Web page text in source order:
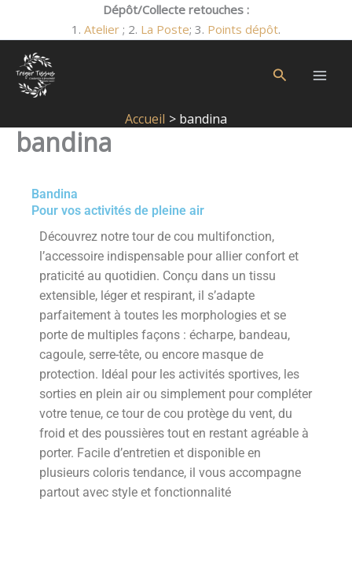
Dépôt/Collecte retouches :
1. Atelier ; 2. La Poste; 3. Points dépôt.
Rechercher
Accueil bandina
bandina
Bandina
Pour vos activités de pleine air
Découvrez notre tour de cou multifonction,
l’accessoire indispensable pour allier confort et
praticité au quotidien. Conçu dans un tissu
extensible, léger et respirant, il s’adapte
parfaitement à toutes les morphologies et se
porte de multiples façons : écharpe, bandeau,
cagoule, serre-tête, ou encore masque de
protection. Idéal pour les activités sportives, les
sorties en plein air ou simplement pour compléter
votre tenue, ce tour de cou protège du vent, du
froid et des poussières tout en restant agréable à
porter. Facile d’entretien et disponible en
plusieurs coloris tendance, il vous accompagne
partout avec style et fonctionnalité